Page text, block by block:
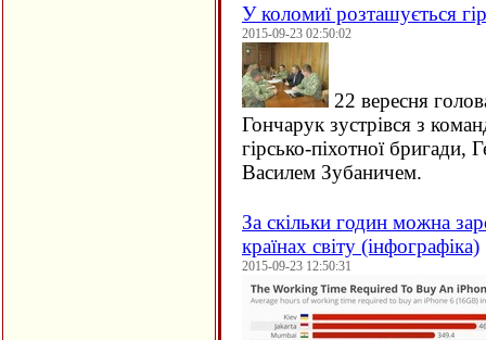
У коломиї розташується
2015-09-23 02:50:02
22 вересня
Гончарук зустрівся з
гірсько-піхотної бригади,
Василем Зубаничем.
За скільки годин можна
країнах світу (інфографіка)
2015-09-23 12:50:31